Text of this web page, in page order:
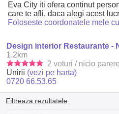
Eva City iti ofera continut
care te afli, daca alegi acest
Foloseste coordonatele mele
Design interior Restaurante -
1.2km
2 voturi / nicio parere
Unirii (vezi pe harta)
0720 66.53.65
Filtreaza rezultatele